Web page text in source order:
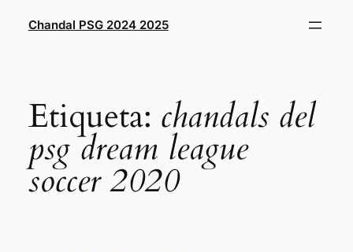
Chandal PSG 2024 2025
Etiqueta: chandals del
psg dream league
soccer 2020